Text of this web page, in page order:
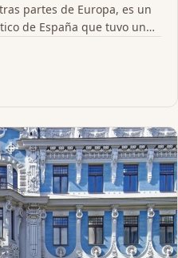
partes de Europa, es un
de España que tuvo un…